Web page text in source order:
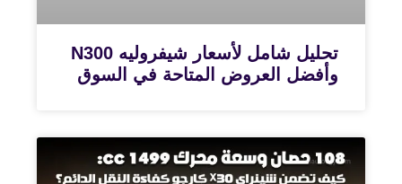
تحليل شامل لأسعار شيفروليه N300
وأفضل العروض المتاحة في السوق